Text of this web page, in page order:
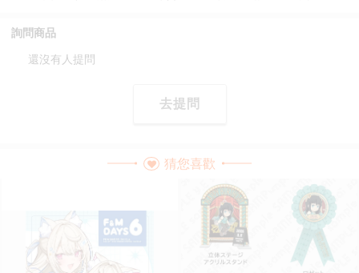
詢問商品
還沒有人提問
去提問
猜您喜歡